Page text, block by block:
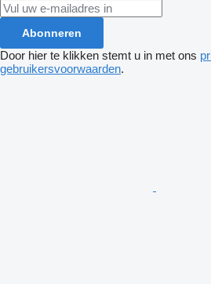
Abonneren
Door hier te klikken stemt u in met ons
gebruikersvoorwaarden.